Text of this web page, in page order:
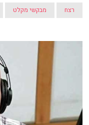
רצח מבקשי מקלט